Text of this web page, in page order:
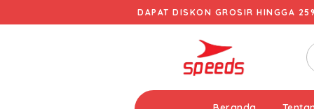
DAPAT DISKON GROSIR HINGGA